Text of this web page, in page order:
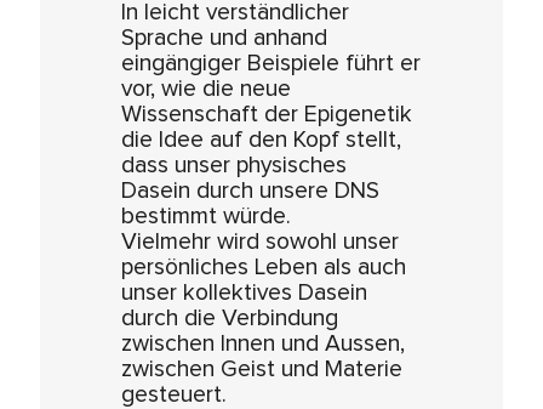
In leicht verständlicher
Sprache und anhand
eingängiger Beispiele führt er
vor, wie die neue
Wissenschaft der Epigenetik
die Idee auf den Kopf stellt,
dass unser physisches
Dasein durch unsere DNS
bestimmt würde.
Vielmehr wird sowohl unser
persönliches Leben als auch
unser kollektives Dasein
durch die Verbindung
zwischen Innen und Aussen,
zwischen Geist und Materie
gesteuert.